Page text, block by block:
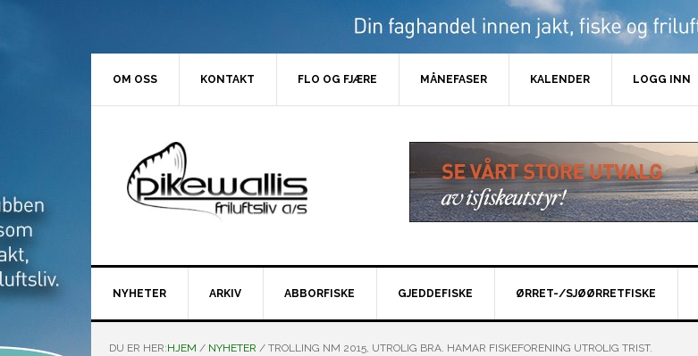
OM OSS KONTAKT FLO OG FJÆRE MÅNEFASER KALENDER LOGG INN
NYHETER ARKIV ABBORFISKE GJEDDEFISKE ØRRET-/SJØØRRETFISKE
DU ER HER:HJEM / NYHETER / TROLLING NM 2015, UTROLIG BRA. HAMAR FISKEFORENING UTROLIG TRIST.